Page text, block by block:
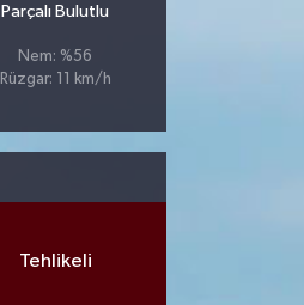
Parçalı Bulutlu
Nem: %56
Rüzgar: 11 km/h
Tehlikeli